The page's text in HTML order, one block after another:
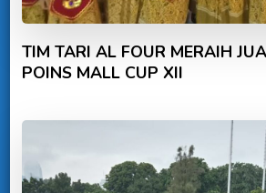
TIM TARI AL FOUR MERAIH
POINS MALL CUP XII